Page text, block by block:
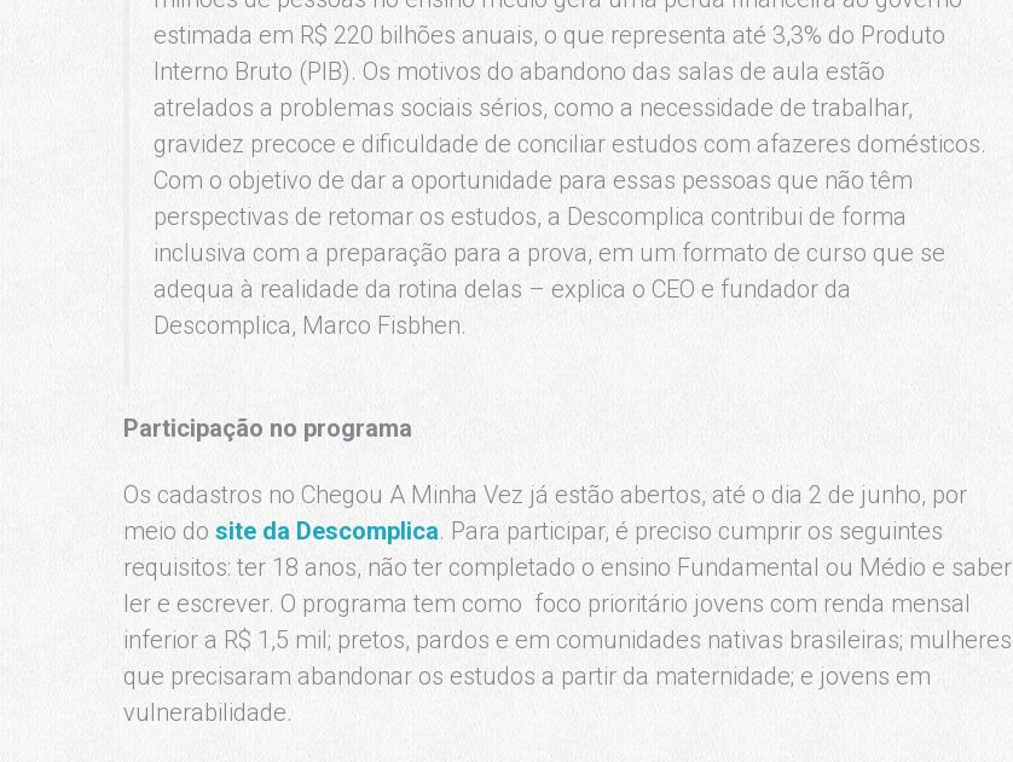
estimada em R$ 220 bilhões anuais, o que representa até 3,3% do Produto
Interno Bruto (PIB). Os motivos do abandono das salas de aula estão
atrelados a problemas sociais sérios, como a necessidade de trabalhar,
gravidez precoce e dificuldade de conciliar estudos com afazeres domésticos.
Com o objetivo de dar a oportunidade para essas pessoas que não têm
perspectivas de retomar os estudos, a Descomplica contribui de forma
inclusiva com a preparação para a prova, em um formato de curso que se
adequa à realidade da rotina delas – explica o CEO e fundador da
Descomplica, Marco Fisbhen.
Participação no programa
Os cadastros no Chegou A Minha Vez já estão abertos, até o dia 2 de junho, por
meio do site da Descomplica. Para participar, é preciso cumprir os seguintes
requisitos: ter 18 anos, não ter completado o ensino Fundamental ou Médio e saber
ler e escrever. O programa tem como foco prioritário jovens com renda mensal
inferior a R$ 1,5 mil; pretos, pardos e em comunidades nativas brasileiras; mulheres
que precisaram abandonar os estudos a partir da maternidade; e jovens em
vulnerabilidade.